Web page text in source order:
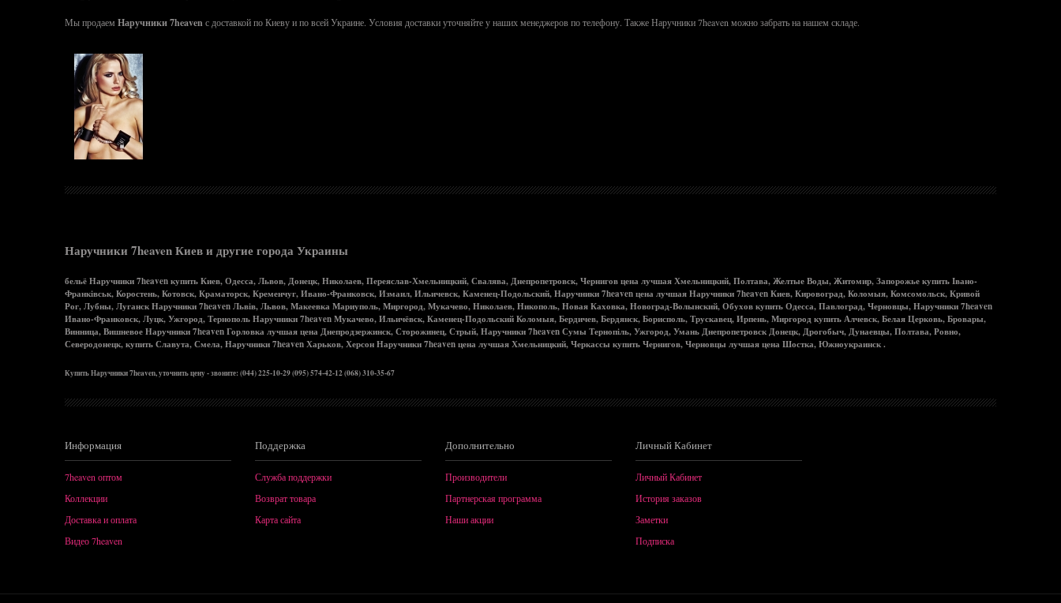
Мы продаем Наручники 7heavenс доставкой по Киеву и по всей Украине. Условия доставки уточняйте у наших менеджеров по телефону. Также Наручники 7heaven можно забрать на нашем складе.
Наручники 7heaven Киев и другие города Украины
бельё Наручники 7heaven купить Киев, Одесса, Львов, Донецк, Николаев, Переяслав-Хмельницкий, Свалява, Днепропетровск, Чернигов цена лучшая Хмельницкий, Полтава, Желтые Воды, Житомир, Запорожье купить Івано-
Франківськ, Коростень, Котовск, Краматорск, Кременчуг, Ивано-Франковск, Измаил, Ильичевск, Каменец-Подольский, Наручники 7heaven цена лучшая Наручники 7heaven Киев, Кировоград, Коломыя, Комсомольск, Кривой
Рог, Лубны, Луганск Наручники 7heaven Львів, Львов, Макеевка Мариуполь, Миргород, Мукачево, Николаев, Никополь, Новая Каховка, Новоград-Волынский, Обухов купить Одесса, Павлоград, Черновцы, Наручники 7heaven
Ивано-Франковск, Луцк, Ужгород, Тернополь Наручники 7heaven Мукачево, Ильичёвск, Каменец-Подольский Коломыя, Бердичев, Бердянск, Борисполь, Трускавец, Ирпень, Миргород купить Алчевск, Белая Церковь, Бровары,
Винница, Вишневое Наручники 7heaven Горловка лучшая цена Днепродзержинск, Сторожинец, Стрый, Наручники 7heaven Сумы Тернопіль, Ужгород, Умань Днепропетровск Донецк, Дрогобыч, Дунаевцы, Полтава, Ровно,
Северодонецк, купить Славута, Смела, Наручники 7heaven Харьков, Херсон Наручники 7heaven цена лучшая Хмельницкий, Черкассы купить Чернигов, Черновцы лучшая цена Шостка, Южноукраинск .
Купить Наручники 7heaven, уточнить цену - звоните: (044) 225-10-29 (095) 574-42-12 (068) 310-35-67
Информация
7heaven оптом
Коллекции
Доставка и оплата
Видео 7heaven
Поддержка
Служба поддержки
Возврат товара
Карта сайта
Дополнительно
Производители
Партнерская программа
Наши акции
Личный Кабинет
Личный Кабинет
История заказов
Заметки
Подписка